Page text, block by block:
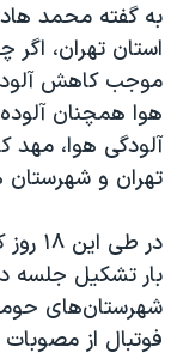
به گفته محمد
استان تهران، اگر
موجب کاهش
هوا همچنان
آلودگی هوا، مهد
تهران و شهرستان
در
بار تشکیل جلسه
شهرستان‌های
فوتبال از